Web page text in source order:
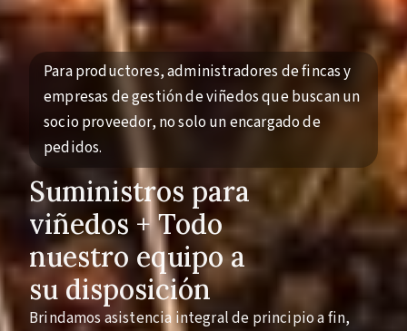
Para productores, administradores de fincas y
empresas de gestión de viñedos que buscan un
socio proveedor, no solo un encargado de
pedidos.
Suministros para
viñedos + Todo
nuestro equipo a
su disposición
Brindamos asistencia integral de principio a fin,